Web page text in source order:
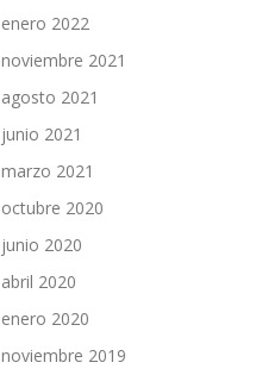
enero 2022
noviembre 2021
agosto 2021
junio 2021
marzo 2021
octubre 2020
junio 2020
abril 2020
enero 2020
noviembre 2019